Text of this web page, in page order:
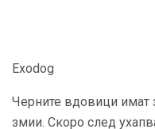
Exodog
Черните вдовици имат
змии. Скоро след